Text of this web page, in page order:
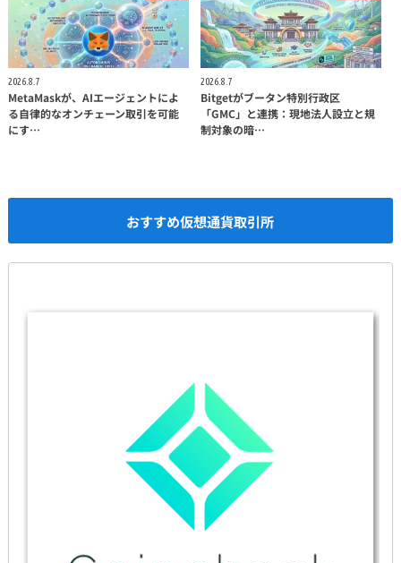
2026.8.7
MetaMaskが、AIエージェントによ
る自律的なオンチェーン取引を可能
にす…
2026.8.7
Bitgetがブータン特別行政区
「GMC」と連携：現地法人設立と規
制対象の暗…
おすすめ仮想通貨取引所